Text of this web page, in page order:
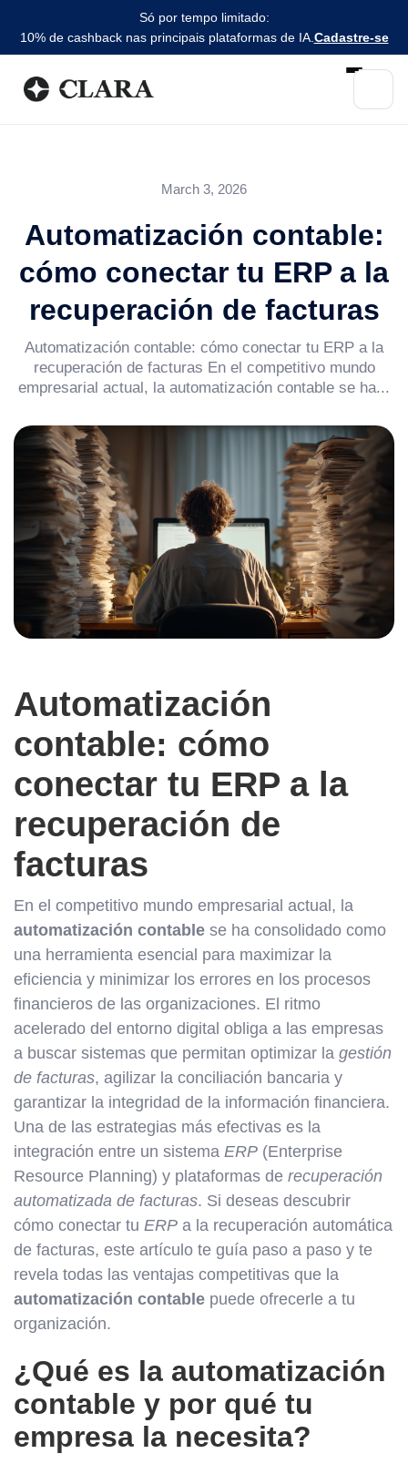
Só por tempo limitado:
10% de cashback nas principais plataformas de IA. Cadastre-se
March 3, 2026
Automatización contable:
cómo conectar tu ERP a la
recuperación de facturas
Automatización contable: cómo conectar tu ERP a la
recuperación de facturas En el competitivo mundo
empresarial actual, la automatización contable se ha...
Automatización
contable: cómo
conectar tu ERP a la
recuperación de
facturas
En el competitivo mundo empresarial actual, la
automatización contable se ha consolidado como
una herramienta esencial para maximizar la
eficiencia y minimizar los errores en los procesos
financieros de las organizaciones. El ritmo
acelerado del entorno digital obliga a las empresas
a buscar sistemas que permitan optimizar la gestión
de facturas, agilizar la conciliación bancaria y
garantizar la integridad de la información financiera.
Una de las estrategias más efectivas es la
integración entre un sistema ERP (Enterprise
Resource Planning) y plataformas de recuperación
automatizada de facturas. Si deseas descubrir
cómo conectar tu ERP a la recuperación automática
de facturas, este artículo te guía paso a paso y te
revela todas las ventajas competitivas que la
automatización contable puede ofrecerle a tu
organización.
¿Qué es la automatización
contable y por qué tu
empresa la necesita?